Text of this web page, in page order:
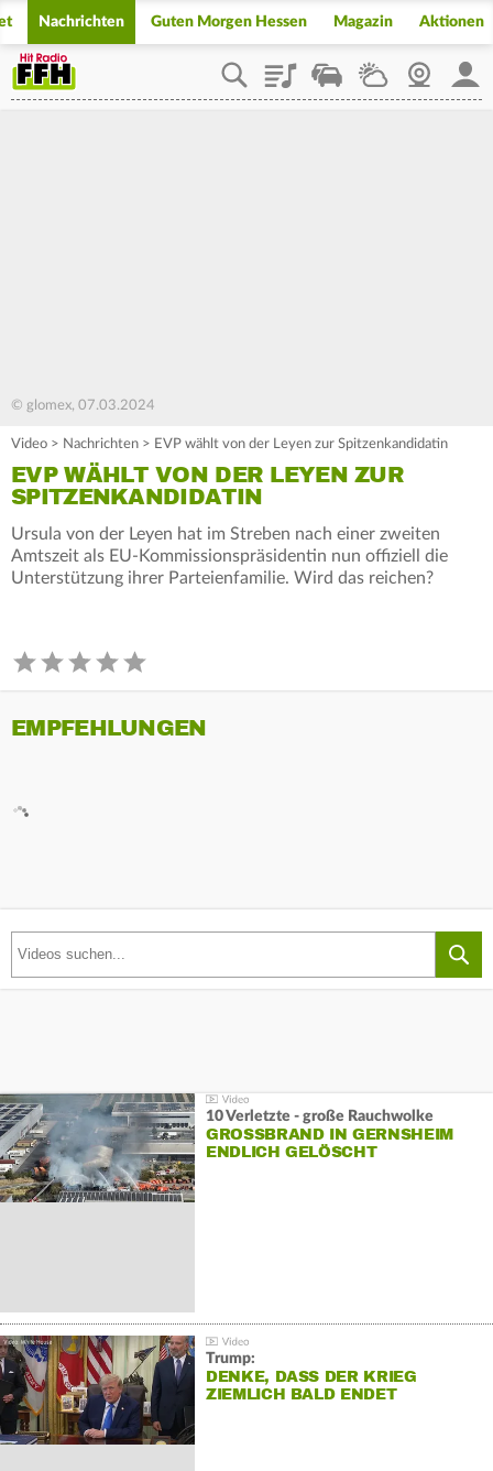
Nachrichten Guten Morgen Hessen Magazin Aktionen
PlaylistStaupilotWetterWebcam
© glomex, 07.03.2024
Video > Nachrichten > EVP wählt von der Leyen zur Spitzenkandidatin
EVP WÄHLT VON DER LEYEN ZUR
SPITZENKANDIDATIN
Ursula von der Leyen hat im Streben nach einer zweiten
Amtszeit als EU-Kommissionspräsidentin nun offiziell die
Unterstützung ihrer Parteienfamilie. Wird das reichen?
EMPFEHLUNGEN
10 Verletzte - große Rauchwolke
GROSSBRAND IN GERNSHEIM E
NDLICH GELÖSCHT
Trump:
DENKE, DASS DER KRIEG
ZIEMLICH BALD ENDET